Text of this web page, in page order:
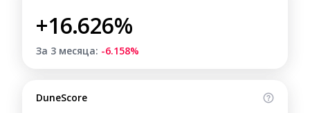
+16.626%
За 3 месяца: -6.158%
DuneScore